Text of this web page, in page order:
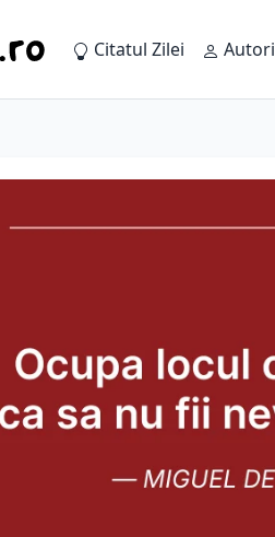
Citatul Zilei Autori